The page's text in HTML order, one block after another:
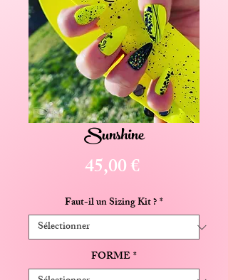
Sunshine
45,00 €
Faut-il un Sizing Kit ?*
FORME*